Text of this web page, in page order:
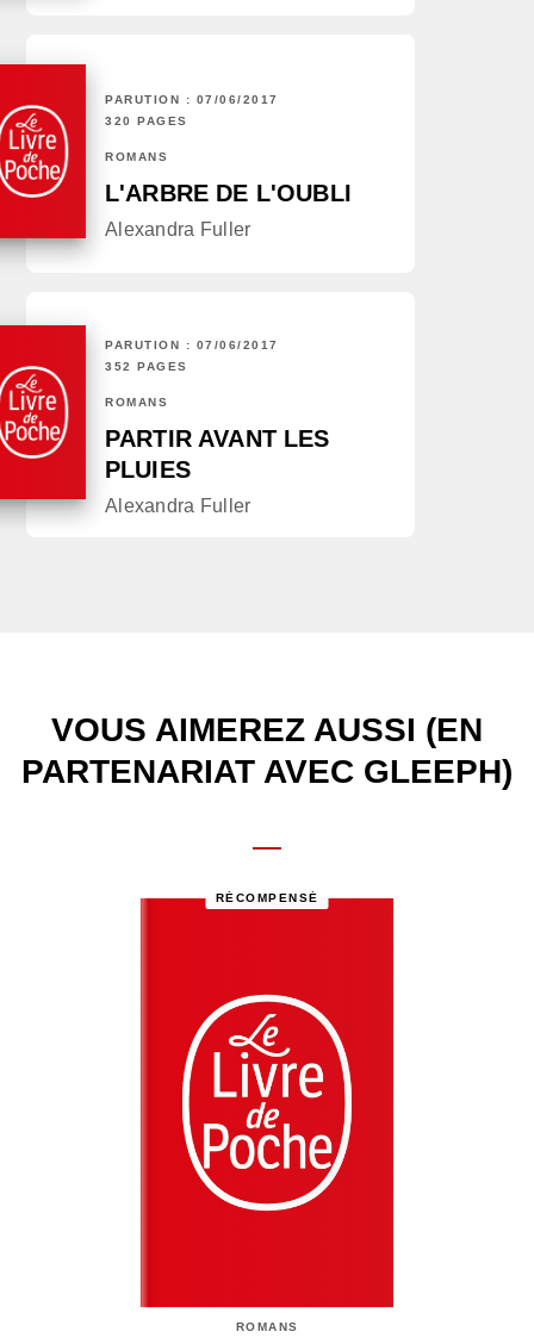
PARUTION : 07/06/2017
320 PAGES
ROMANS
L'ARBRE DE L'OUBLI
Alexandra Fuller
PARUTION : 07/06/2017
352 PAGES
ROMANS
PARTIR AVANT LES
PLUIES
Alexandra Fuller
VOUS AIMEREZ AUSSI (EN
PARTENARIAT AVEC GLEEPH)
RÉCOMPENSÉ
ROMANS